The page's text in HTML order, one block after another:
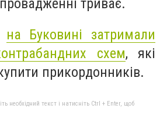
триває.
на Буковині затримали
схем, які
прикордонників.
необхідний текст і натисніть Ctrl + Enter, щоб